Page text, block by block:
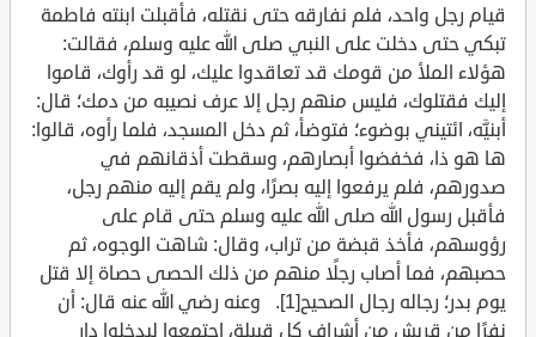
قيام رجل واحد، فلم نفارقه حتى نقتله، فأقبلت ابنته فاطمة
تبكي حتى دخلت على النبي صلى الله عليه وسلم، فقالت:
هؤلاء الملأ من قومك قد تعاقدوا عليك، لو قد رأوك، قاموا
إليك فقتلوك، فليس منهم رجل إلا عرف نصيبه من دمك؛ قال:
أبنيَّه، ائتيني بوضوء؛ فتوضأ، ثم دخل المسجد، فلما رأوه، قالوا:
ها هو ذا، فخفضوا أبصارهم، وسقطت أذقانهم في
صدورهم، فلم يرفعوا إليه بصرًا، ولم يقم إليه منهم رجل،
فأقبل رسول الله صلى الله عليه وسلم حتى قام على
رؤوسهم، فأخذ قبضة من تراب، وقال: شاهت الوجوه، ثم
حصبهم، فما أصاب رجلًا منهم من ذلك الحصى حصاة إلا قتل
يوم بدر؛ رجاله رجال الصحيح[1]. وعنه رضي الله عنه قال: أن
نفرًا من قريش من أشراف كل قبيلة، اجتمعوا ليدخلوا دار